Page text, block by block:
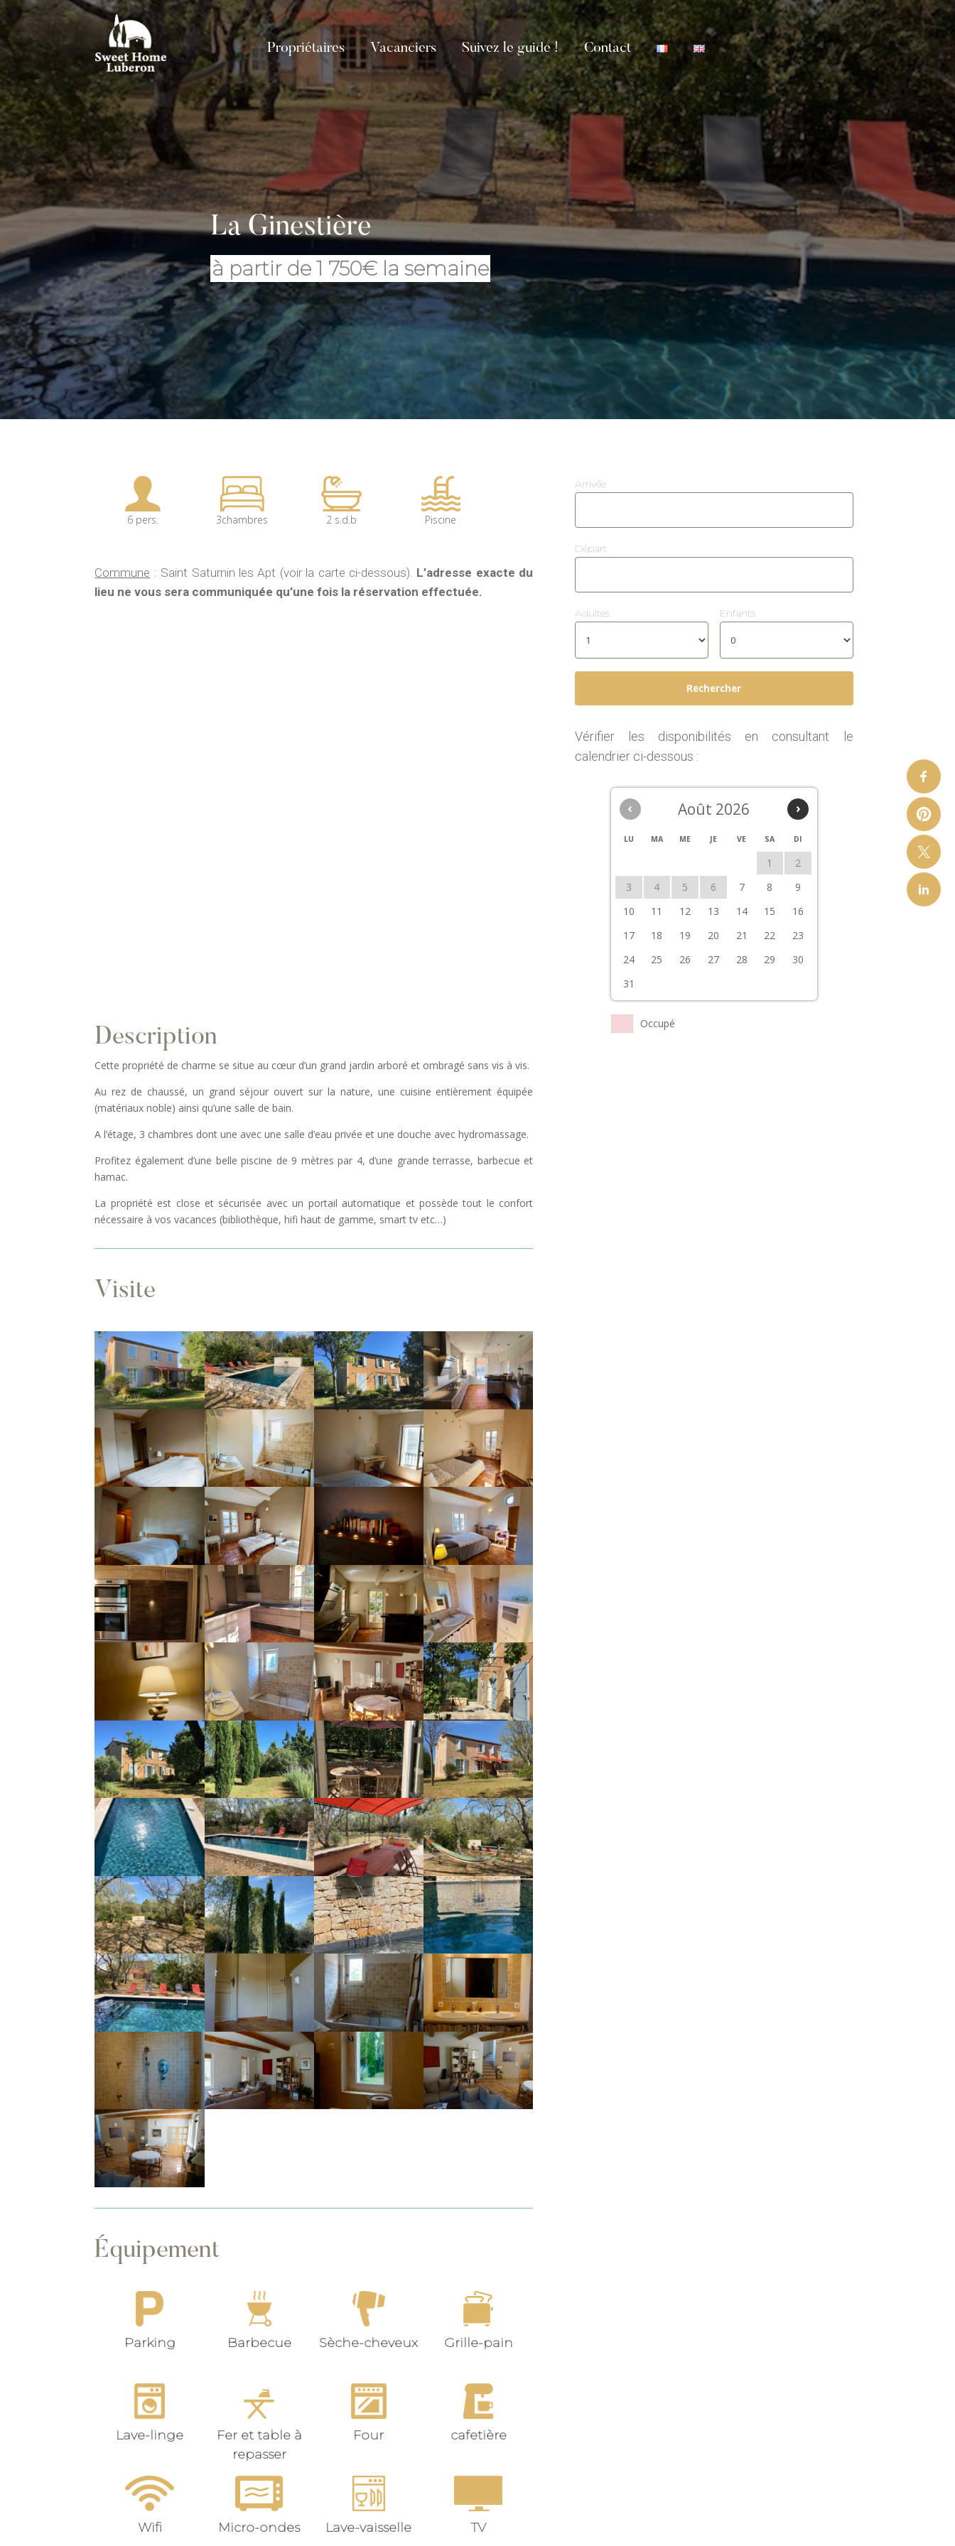
Propriétaires Vacanciers Suivez le guide ! Contact
La Ginestière
à partir de 1 750€ la semaine
6 pers. 3chambres 2 s.d.b Piscine
Commune : Saint Saturnin les Apt (voir la carte ci-dessous). L’adresse exacte du
lieu ne vous sera communiquée qu’une fois la réservation effectuée.
Description
Cette propriété de charme se situe au cœur d’un grand jardin arboré et ombragé sans vis à vis.
Au rez de chaussé, un grand séjour ouvert sur la nature, une cuisine entièrement équipée
(matériaux noble) ainsi qu’une salle de bain.
A l’étage, 3 chambres dont une avec une salle d’eau privée et une douche avec hydromassage.
Profitez également d’une belle piscine de 9 mètres par 4, d’une grande terrasse, barbecue et
hamac.
La propriété est close et sécurisée avec un portail automatique et possède tout le confort
nécessaire à vos vacances (bibliothèque, hifi haut de gamme, smart tv etc…)
Visite
Équipement
Parking Barbecue Sèche-cheveux Grille-pain
Lave-linge
Fer et table à
repasser
Four cafetière
Wifi Micro-ondes Lave-vaisselle TV
Arrivée
Départ
Adultes Enfants
Vérifier les disponibilités en consultant le
calendrier ci-dessous :
‹ ›
Août 2026
LU MA ME JE VE SA DI
1
2
3
4 5 6 7 8
9
10
11 12 13 14 15
16
17
18 19 20 21 22
23
24
25 26 27 28 29
30
31
Occupé